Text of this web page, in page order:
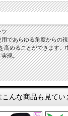
ツ
であらゆる角度からの
高めることができます。
実現。
んな商品も見てい